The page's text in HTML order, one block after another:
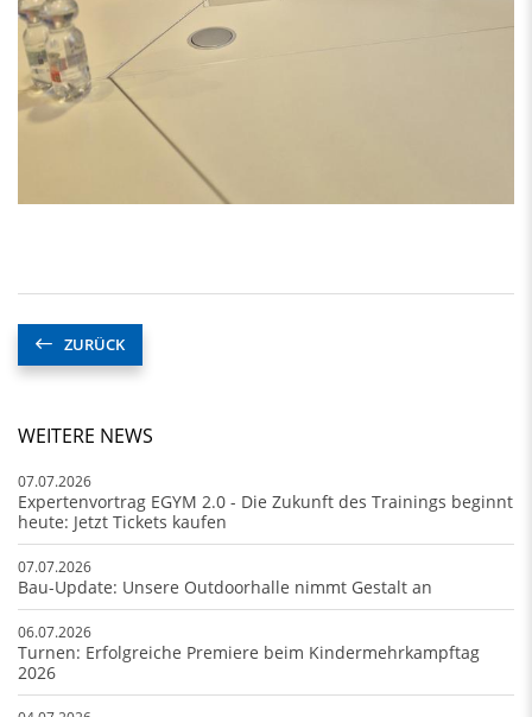
ZURÜCK
WEITERE NEWS
07.07.2026
Expertenvortrag EGYM 2.0 - Die Zukunft des Trainings beginnt
heute: Jetzt Tickets kaufen
07.07.2026
Bau-Update: Unsere Outdoorhalle nimmt Gestalt an
06.07.2026
Turnen: Erfolgreiche Premiere beim Kindermehrkampftag
2026